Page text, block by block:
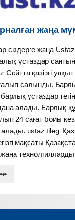
жаңа
сіздерге жаңа
ұстаздар сайтын
қазіргі
салынды.
ұстаздар
алады. Барлық
24 сағат бойы
алады. ustaz tilegi
мақсаты
жаңа